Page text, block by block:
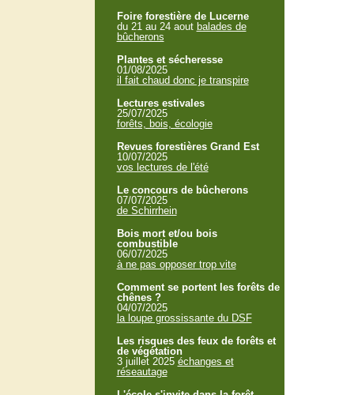
Foire forestière de Lucerne
du 21 au 24 aout balades de
bûcherons
Plantes et sécheresse
01/08/2025
il fait chaud donc je transpire
Lectures estivales
25/07/2025
forêts, bois, écologie
Revues forestières Grand Est
10/07/2025
vos lectures de l'été
Le concours de bûcherons
07/07/2025
de Schirrhein
Bois mort et/ou bois
combustible
06/07/2025
à ne pas opposer trop vite
Comment se portent les forêts de
chênes ?
04/07/2025
la loupe grossissante du DSF
Les risques des feux de forêts et
de végétation
3 juillet 2025 échanges et
réseautage